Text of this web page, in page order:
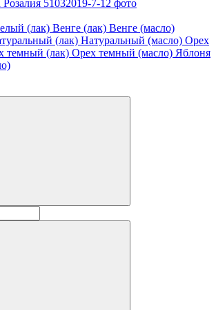
(лак) Венге (лак) Венге (масло)
(лак) Натуральный (масло) Орех
темный (лак) Орех темный (масло) Яблоня